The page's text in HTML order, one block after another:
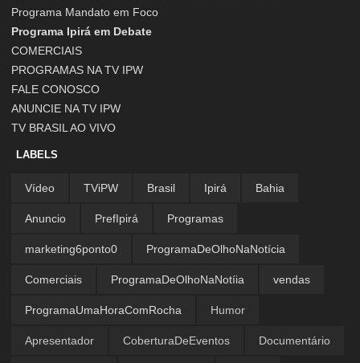
Programa Mandato em Foco
Programa Ipirá em Debate
COMERCIAIS
PROGRAMAS NA TV IPW
FALE CONOSCO
ANUNCIE NA TV IPW
TV BRASIL AO VIVO
LABELS
Vídeo TViPW Brasil Ipirá Bahia
Anuncio PrefIpirá Programas
marketing6ponto0 ProgramaDeOlhoNaNotícia
Comerciais ProgramaDeOlhoNaNotíia vendas
ProgramaUmaHoraComRocha Humor
Apresentador CoberturaDeEventos Documentário